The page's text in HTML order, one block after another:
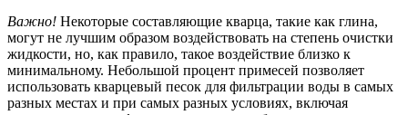
Важно! Некоторые составляющие кварца, такие как глина,
могут не лучшим образом воздействовать на степень очистки
жидкости, но, как правило, такое воздействие близко к
минимальному. Небольшой процент примесей позволяет
использовать кварцевый песок для фильтрации воды в самых
разных местах и при самых разных условиях, включая